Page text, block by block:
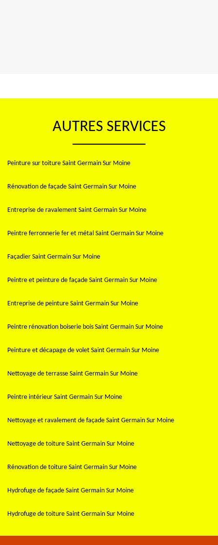
AUTRES SERVICES
Peinture sur toiture Saint Germain Sur Moine
Rénovation de façade Saint Germain Sur Moine
Entreprise de ravalement Saint Germain Sur Moine
Peintre ferronnerie fer et métal Saint Germain Sur Moine
Façadier Saint Germain Sur Moine
Peintre et peinture de façade Saint Germain Sur Moine
Entreprise de peinture Saint Germain Sur Moine
Peintre rénovation boiserie bois Saint Germain Sur Moine
Peinture et décapage de volet Saint Germain Sur Moine
Nettoyage de terrasse Saint Germain Sur Moine
Peintre intérieur Saint Germain Sur Moine
Nettoyage et ravalement de façade Saint Germain Sur Moine
Nettoyage de toiture Saint Germain Sur Moine
Rénovation de toiture Saint Germain Sur Moine
Hydrofuge de façade Saint Germain Sur Moine
Hydrofuge de toiture Saint Germain Sur Moine